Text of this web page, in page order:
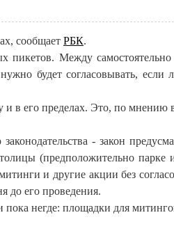
сообщает РБК.
пикетов. Между
будет согласовывать, если
в его пределах. Это, по мнению
- закон
(предположительно парке
и другие акции без
до его проведения.
негде: площадки для